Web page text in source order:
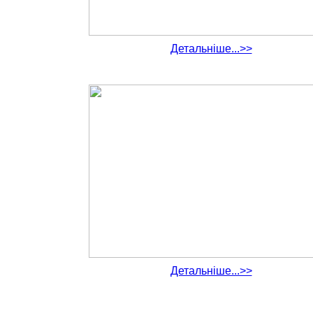
Детальніше...>>
Детальніше...>>